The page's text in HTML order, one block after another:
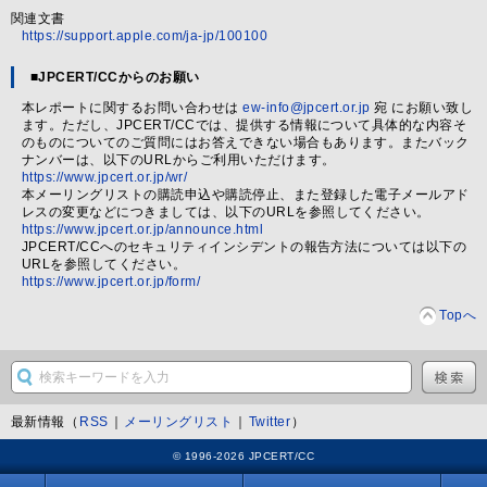
関連文書
https://support.apple.com/ja-jp/100100
■JPCERT/CCからのお願い
本レポートに関するお問い合わせはew-info@jpcert.or.jp 宛 にお願い致し
ます。ただし、JPCERT/CCでは、提供する情報について具体的な内容そ
のものについてのご質問にはお答えできない場合もあります。またバック
ナンバーは、以下のURLからご利用いただけます。
https://www.jpcert.or.jp/wr/
本メーリングリストの購読申込や購読停止、また登録した電子メールアド
レスの変更などにつきましては、以下のURLを参照してください。
https://www.jpcert.or.jp/announce.html
JPCERT/CCへのセキュリティインシデントの報告方法については以下の
URLを参照してください。
https://www.jpcert.or.jp/form/
Topへ
最新情報（ RSS メーリングリスト Twitter ）
© 1996-2026 JPCERT/CC